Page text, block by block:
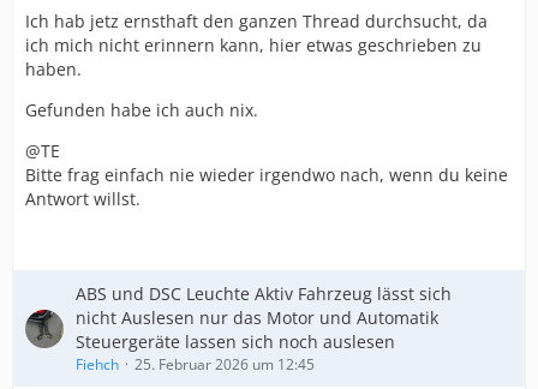
Ich hab jetz ernsthaft den ganzen Thread durchsucht, da
ich mich nicht erinnern kann, hier etwas geschrieben zu
haben.
Gefunden habe ich auch nix.
@TE
Bitte frag einfach nie wieder irgendwo nach, wenn du keine
Antwort willst.
ABS und DSC Leuchte Aktiv Fahrzeug lässt sich
nicht Auslesen nur das Motor und Automatik
Steuergeräte lassen sich noch auslesen
Fiehch 25. Februar 2026 um 12:45